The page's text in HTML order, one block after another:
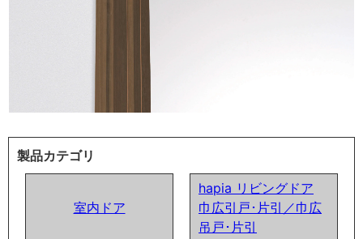
製品カテゴリ
室内ドア
hapia リビングドア
巾広引戸･片引／巾広
吊戸･片引